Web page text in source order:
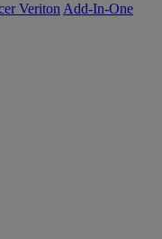
Veriton Add-In-One